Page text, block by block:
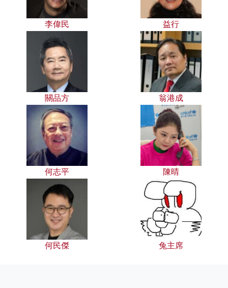
李偉民 益行
關品方 翁港成
何志平 陳晴
何民傑 兔主席